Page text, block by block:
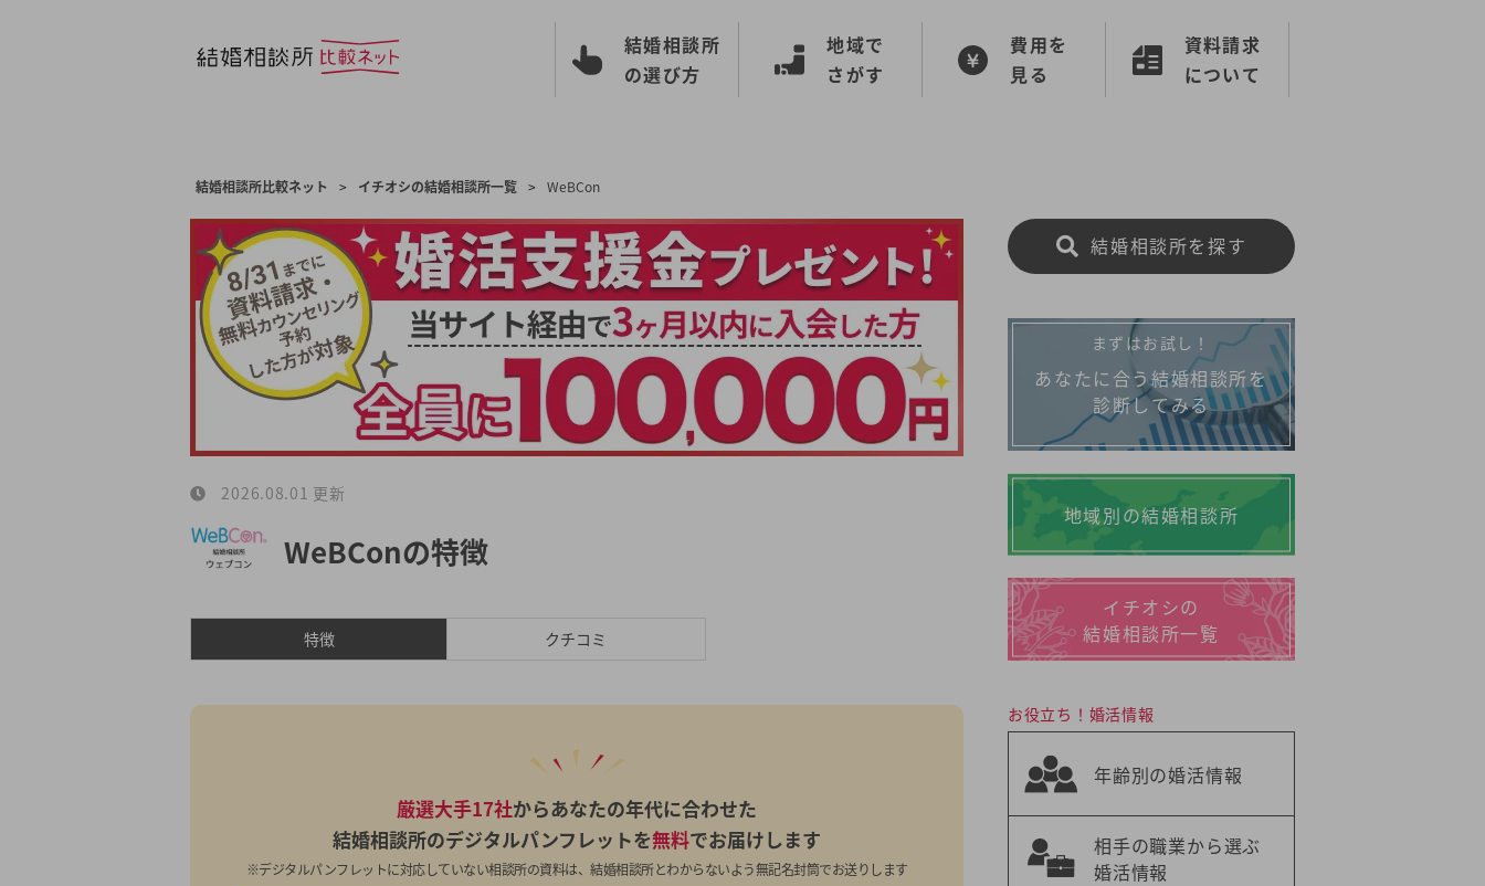
結婚相談所
の選び方
地域で
さがす
費用を
見る
資料請求
について
結婚相談所比較ネット > イチオシの結婚相談所一覧 > WeBCon
2026.08.01 更新
WeBConの特徴
特徴 クチコミ
厳選大手17社からあなたの年代に合わせた
結婚相談所のデジタルパンフレットを無料でお届けします
※デジタルパンフレットに対応していない相談所の資料は、結婚相談所とわからないよう無記名封筒でお送りします
結婚相談所を探す
まずはお試し！
あなたに合う結婚相談所を
診断してみる
地域別の結婚相談所
イチオシの
結婚相談所一覧
お役立ち！婚活情報
年齢別の婚活情報
相手の職業から選ぶ
婚活情報